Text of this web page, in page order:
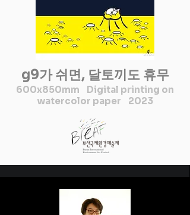
있습니다.
g9가 쉬면, 달토끼도 휴무
600x850mm Digital printing on
watercolor paper 2023